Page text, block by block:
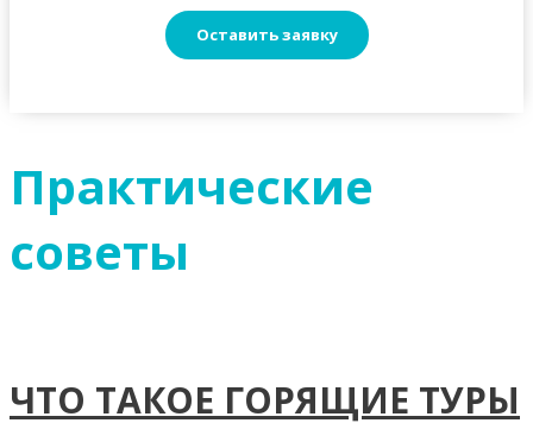
Оставить заявку
Практические
советы
ЧТО ТАКОЕ ГОРЯЩИЕ ТУРЫ